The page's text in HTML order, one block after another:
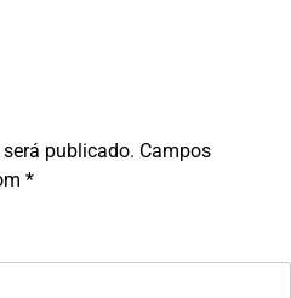
publicado. Campos
*